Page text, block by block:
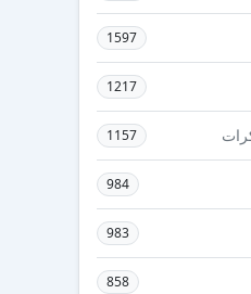
1597
1217
1157
984
983
858